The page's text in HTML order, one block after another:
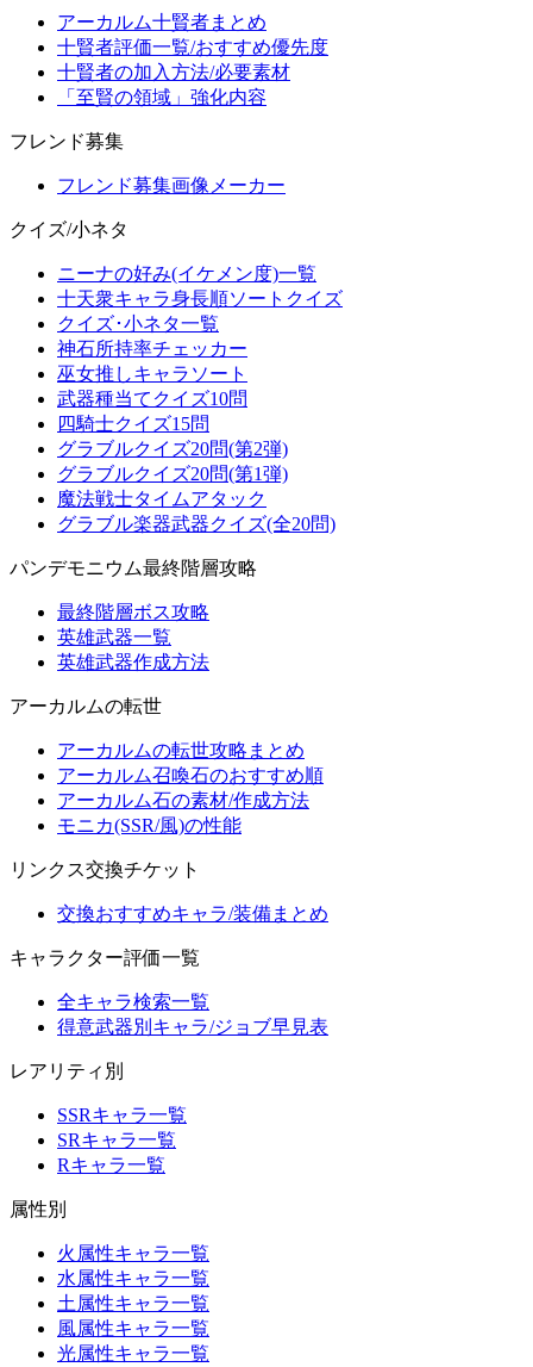
アーカルム十賢者まとめ
十賢者評価一覧/おすすめ優先度
十賢者の加入方法/必要素材
「至賢の領域」強化内容
フレンド募集
フレンド募集画像メーカー
クイズ/小ネタ
ニーナの好み(イケメン度)一覧
十天衆キャラ身長順ソートクイズ
クイズ･小ネタ一覧
神石所持率チェッカー
巫女推しキャラソート
武器種当てクイズ10問
四騎士クイズ15問
グラブルクイズ20問(第2弾)
グラブルクイズ20問(第1弾)
魔法戦士タイムアタック
グラブル楽器武器クイズ(全20問)
パンデモニウム最終階層攻略
最終階層ボス攻略
英雄武器一覧
英雄武器作成方法
アーカルムの転世
アーカルムの転世攻略まとめ
アーカルム召喚石のおすすめ順
アーカルム石の素材/作成方法
モニカ(SSR/風)の性能
リンクス交換チケット
交換おすすめキャラ/装備まとめ
キャラクター評価一覧
全キャラ検索一覧
得意武器別キャラ/ジョブ早見表
レアリティ別
SSRキャラ一覧
SRキャラ一覧
Rキャラ一覧
属性別
火属性キャラ一覧
水属性キャラ一覧
土属性キャラ一覧
風属性キャラ一覧
光属性キャラ一覧